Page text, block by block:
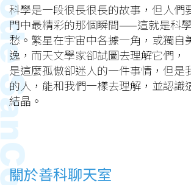
科學是一段很長很長的故事，但人們
門中最精彩的那個瞬間——這就是科
愁。繁星在宇宙中各據一角，或獨自
逸，而天文學家卻試圖去理解它們，
是這麼孤傲卻迷人的一件事情，但是
的人，能和我們一樣去理解，並認識
結晶。
關於善科聊天室